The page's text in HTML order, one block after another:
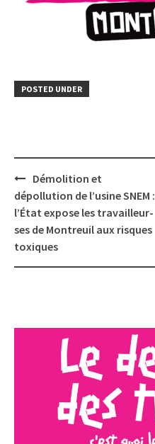
POSTED UNDER
Post
navigation
Démolition et
dépollution de l’usine SNEM :
l’État expose les travailleur-
ses de Montreuil aux risques
toxiques